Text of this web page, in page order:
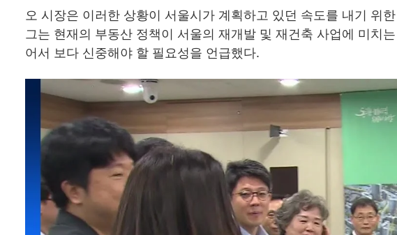
오 시장은 이러한 상황이 서울시가 계획하고 있던 속도를 내기 위
그는 현재의 부동산 정책이 서울의 재개발 및 재건축 사업에 미치
어서 보다 신중해야 할 필요성을 언급했다.